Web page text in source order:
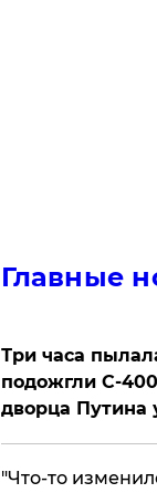
Главные
Три часа
подожгли С-
дворца Путина
​"Что-то